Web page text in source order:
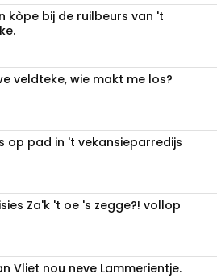
kòpe bij de ruilbeurs van 't
veldteke, wie makt me los?
op pad in 't vekansieparredijs
Za'k 't oe 's zegge?! vollop
Vliet nou neve Lammerientje.